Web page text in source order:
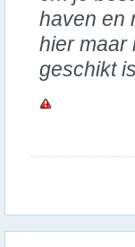
haven en
hier maar
geschikt